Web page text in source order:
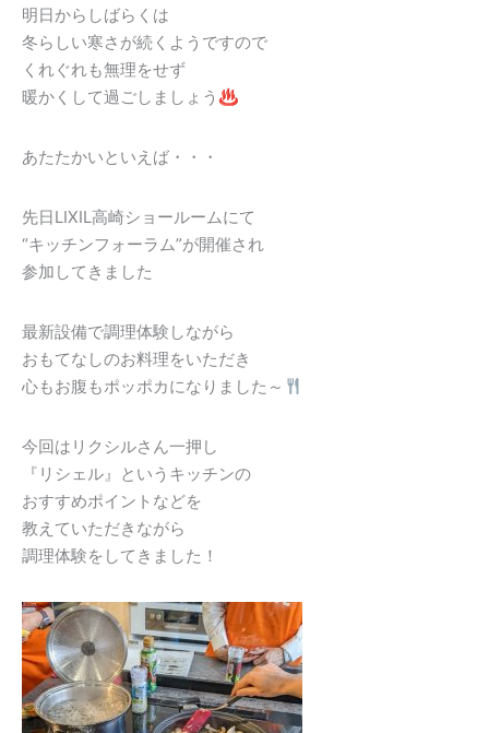
明日からしばらくは
冬らしい寒さが続くようですので
くれぐれも無理をせず
暖かくして過ごしましょう♨
あたたかいといえば・・・
先日LIXIL高崎ショールームにて
“キッチンフォーラム”が開催され
参加してきました
最新設備で調理体験しながら
おもてなしのお料理をいただき
心もお腹もポッポカになりました～
今回はリクシルさん一押し
『リシェル』というキッチンの
おすすめポイントなどを
教えていただきながら
調理体験をしてきました！